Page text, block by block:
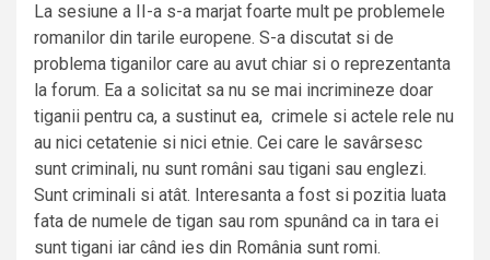
La sesiune a II-a s-a marjat foarte mult pe problemele
romanilor din tarile europene. S-a discutat si de
problema tiganilor care au avut chiar si o reprezentanta
la forum. Ea a solicitat sa nu se mai incrimineze doar
tiganii pentru ca, a sustinut ea, crimele si actele rele nu
au nici cetatenie si nici etnie. Cei care le savârsesc
sunt criminali, nu sunt români sau tigani sau englezi.
Sunt criminali si atât. Interesanta a fost si pozitia luata
fata de numele de tigan sau rom spunând ca in tara ei
sunt tigani iar când ies din România sunt romi.